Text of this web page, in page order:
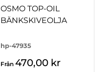
OSMO TOP-OIL
BÄNKSKIVEOLJA
hp-47935
Från 470,00 kr